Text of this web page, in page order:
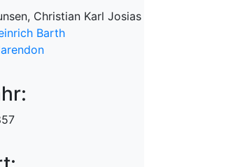
Christian Karl Josias von
Barth